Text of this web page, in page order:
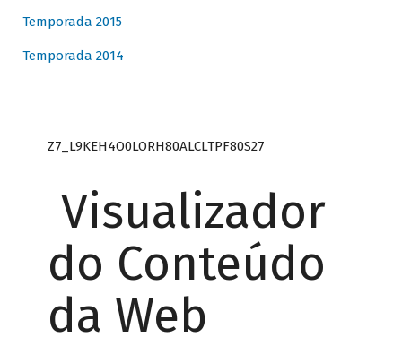
Temporada 2015
Temporada 2014
Z7_L9KEH4O0LORH80ALCLTPF80S27
Visualizador
do Conteúdo
da Web